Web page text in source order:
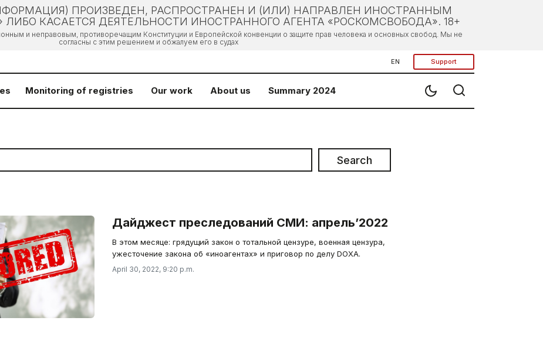
ПРОИЗВЕДЕН, РАСПРОСТРАНЕН И (ИЛИ) НАПРАВЛЕН ИНОСТРАННЫМ
КАСАЕТСЯ ДЕЯТЕЛЬНОСТИ ИНОСТРАННОГО АГЕНТА «РОСКОМСВОБОДА». 18+
и неправовым, противоречащим Конституции и Европейской конвенции о защите прав человека и основных свобод. Мы не
согласны с этим решением и обжалуем его в судах
EN Support
Monitoring of registries Our work About us Summary 2024
Search
Дайджест преследований СМИ: апрель’2022
В этом месяце: грядущий закон о тотальной цензуре, военная цензура,
ужесточение закона об «иноагентах» и приговор по делу DOXA.
April 30, 2022, 9:20 p.m.